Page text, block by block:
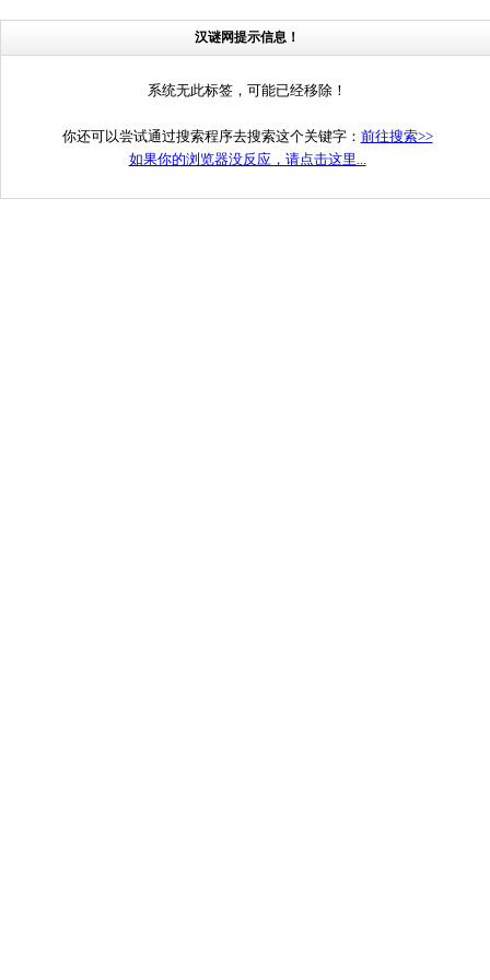
汉谜网提示信息！
系统无此标签，可能已经移除！
你还可以尝试通过搜索程序去搜索这个关键字： 前往搜索>>
如果你的浏览器没反应，请点击这里...